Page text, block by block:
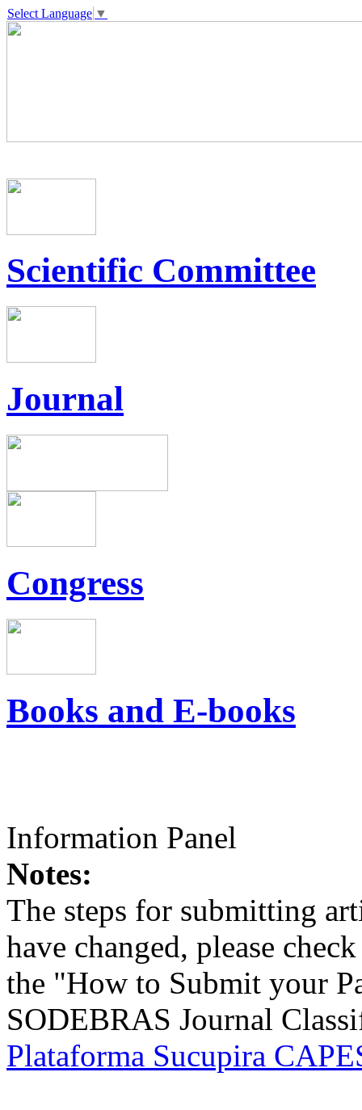
Select Language ▼
Scientific Committee
Journal
Congress
Books and E-books
Information Panel
Notes:
The steps for submitting
have changed, please
the "How to Submit your
SODEBRAS Journal
Plataforma Sucupira